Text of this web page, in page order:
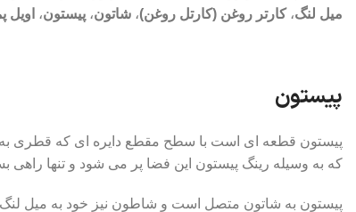
میل لنگ،کارتر روغن (کارتل روغن)، شاتون، پیستون، اویل پمپ ۰پمپ روغن یا سینی
پیستون
پیستون قطعه ای است با سطح مقطع دایره ای که قطری به
که به وسیله رینگ پیستون این فضا پر می شود و تنها راهی
پیستون به شاتون متصل است و شاطون نیز خود به میل